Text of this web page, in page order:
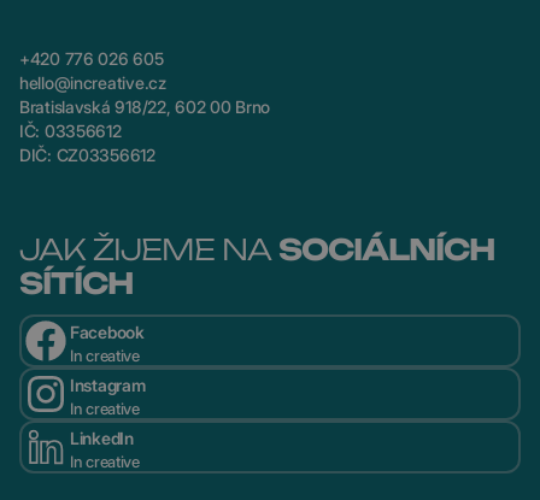
+420 776 026 605
hello@increative.cz
Bratislavská 918/22, 602 00 Brno
IČ: 03356612
DIČ: CZ03356612
JAK ŽIJEME NA SOCIÁLNÍCH
SÍTÍCH
Facebook
In creative
Instagram
In creative
LinkedIn
In creative